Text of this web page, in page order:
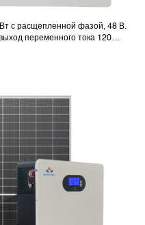
с расщепленной фазой, 48 В.
переменного тока 120